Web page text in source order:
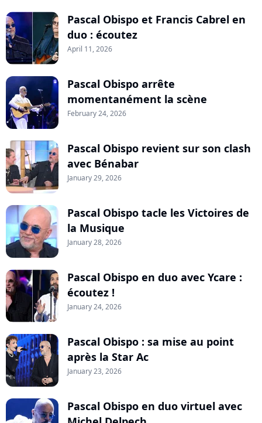
Pascal Obispo et Francis Cabrel en
duo : écoutez
April 11, 2026
Pascal Obispo arrête
momentanément la scène
February 24, 2026
Pascal Obispo revient sur son clash
avec Bénabar
January 29, 2026
Pascal Obispo tacle les Victoires de
la Musique
January 28, 2026
Pascal Obispo en duo avec Ycare :
écoutez !
January 24, 2026
Pascal Obispo : sa mise au point
après la Star Ac
January 23, 2026
Pascal Obispo en duo virtuel avec